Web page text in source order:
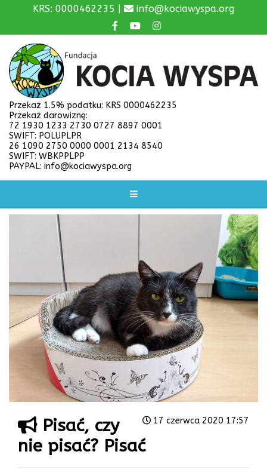
KRS: 0000462235 | info@kociawyspa.org
Przekaż 1.5% podatku: KRS 0000462235
Przekaż darowiznę:
72 1930 1233 2730 0727 8897 0001
SWIFT: POLUPLPR
26 1090 2750 0000 0001 2134 8540
SWIFT: WBKPPLPP
PAYPAL: info@kociawyspa.org
17 czerwca 2020 17:57
Pisać, czy
nie pisać? Pisać